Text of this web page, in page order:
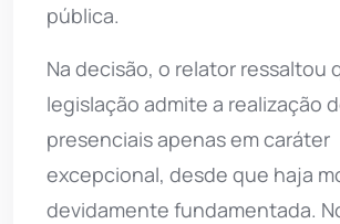
pública.
Na decisão, o relator ressaltou
legislação admite a realização
presenciais apenas em caráter
excepcional, desde que haja
devidamente fundamentada.